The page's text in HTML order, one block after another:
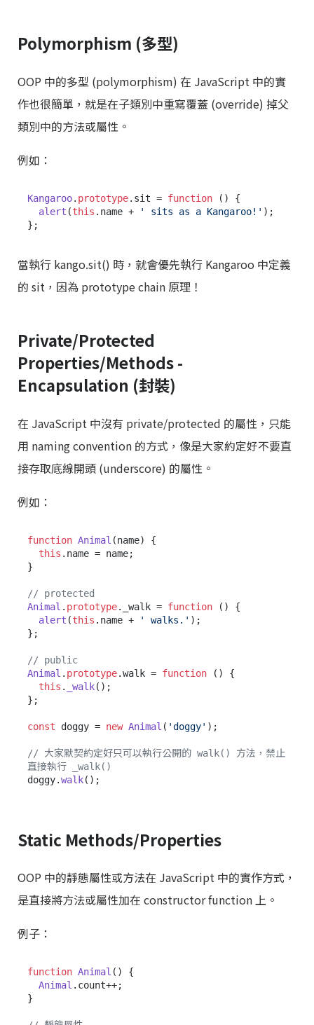
Polymorphism (多型)
OOP 中的多型 (polymorphism) 在 JavaScript 中的實
作也很簡單，就是在子類別中重寫覆蓋 (override) 掉父
類別中的方法或屬性。
例如：
Kangaroo. prototype. sit = function ( ) {
alert (this . name + ' sits as a Kangaroo!' );
當執行 kango.sit() 時，就會優先執行 Kangaroo 中定義
的 sit，因為 prototype chain 原理！
Private/Protected
Properties/Methods -
Encapsulation (封裝)
在 JavaScript 中沒有 private/protected 的屬性，只能
用 naming convention 的方式，像是大家約定好不要直
接存取底線開頭 (underscore) 的屬性。
例如：
function Animal (name) {
this . name = name;
}
// protected
Animal . prototype. _walk = function ( ) {
alert (this . name + ' walks.' );
};
// public
Animal . prototype.walk = function ( ) {
this . _walk();
};
const doggy = new Animal ( 'doggy' );
// 大家默契約定好只可以執行公開的 walk() 方法，禁止
直接執行 _walk()
doggy.walk
Static Methods/Properties
OOP 中的靜態屬性或方法在 JavaScript 中的實作方式，
是直接將方法或屬性加在 constructor function 上。
例子：
function Animal ( ) {
Animal . count++;
}